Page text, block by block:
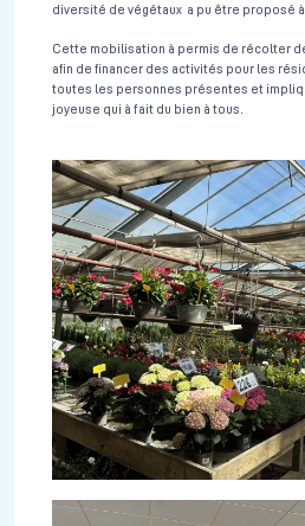
diversité de végétaux a pu être proposé à
Cette mobilisation à permis de récolter
afin de financer des activités pour les
toutes les personnes présentes et
joyeuse qui à fait du bien à tous.